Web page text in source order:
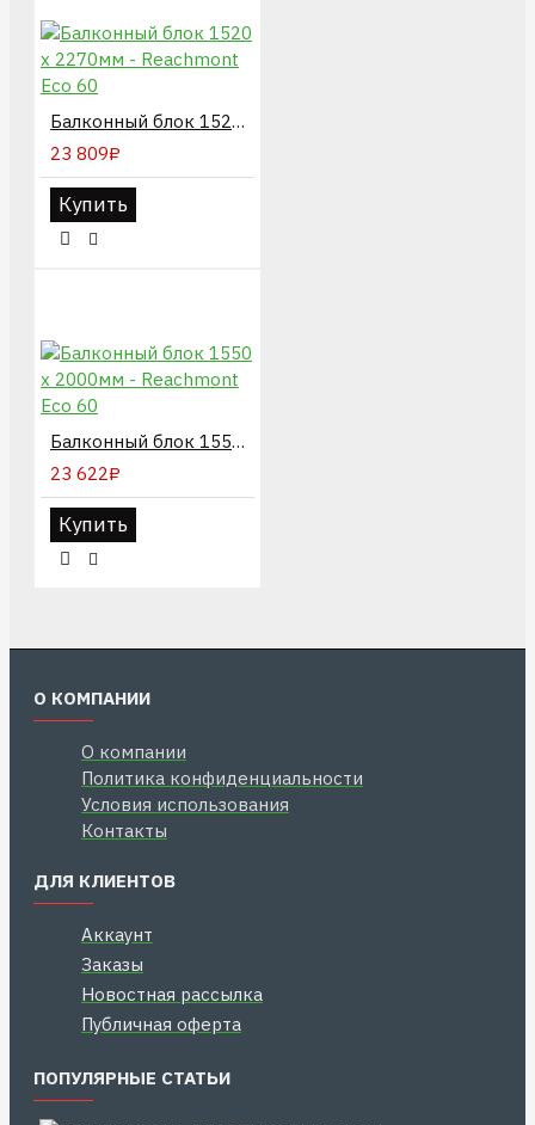
Балконный блок 1520 х 2270мм - Reachmont Eco 60
23 809₽
Купить
Балконный блок 1550 х 2000мм - Reachmont Eco 60
23 622₽
Купить
О КОМПАНИИ
О компании
Политика конфиденциальности
Условия использования
Контакты
ДЛЯ КЛИЕНТОВ
Аккаунт
Заказы
Новостная рассылка
Публичная оферта
ПОПУЛЯРНЫЕ СТАТЬИ